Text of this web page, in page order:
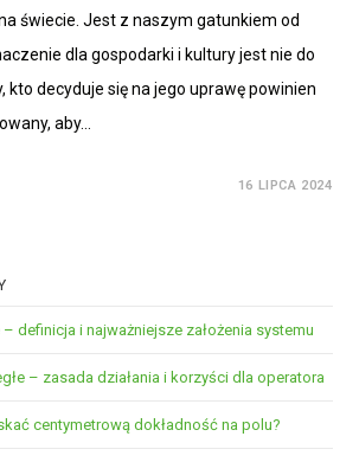
świecie. Jest z naszym gatunkiem od
dla gospodarki i kultury jest nie do
kto decyduje się na jego uprawę powinien
aby…
16 LIPCA 2024
definicja i najważniejsze założenia systemu
– zasada działania i korzyści dla operatora
centymetrową dokładność na polu?